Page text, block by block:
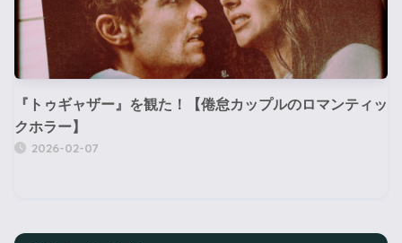
『トゥギャザー』を観た！【倦怠カップルのロマンティッ
クホラー】
2026-02-07